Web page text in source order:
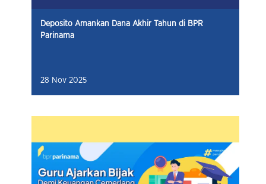
Deposito Amankan Dana Akhir Tahun di BPR
Parinama
28 Nov 2025